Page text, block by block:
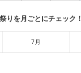
りを月ごとにチェック！
7月